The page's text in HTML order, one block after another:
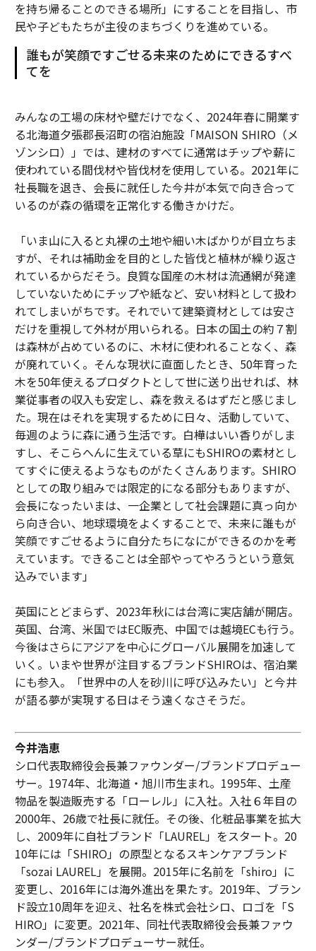
を持ち帰ることのできる場所」にすることを目指し、市
民や子どもたちが主役のまちづくりを進めている。
誰もが笑顔ですごせる未来のためにできるすべ
てを
みんなの工場の床材や壁だけでなく、2024年春に開業す
る北海道夕張郡長沼町の宿泊施設「MAISON SHIRO（メ
ゾンシロ）」では、建材のすべてに通常はチップや薪に
使われている間伐材や皆伐材を使用している。2021年に
社長職を退き、会長に就任した今井が本気で向き合って
いるのが森の循環を正常化する働きかけだ。
「いま山に入ると丸裸の土地や細い木ばかりが目立ちま
すが、それは補助金を目的とした皆伐と植林が繰り返さ
れているからだそう。良質な国産の木材は流通網が発達
していないためにチップや紙など、安い材料として扱わ
れてしまいがちです。それでいて建築資材としては安さ
だけを重視して外材が用いられる。日本の国土の約７割
は森林が占めているのに、木材に使われることなく、森
が廃れていく。そんな現状に直面したとき、50年育った
木を50年使えるプロダクトとして世に送り出せれば、林
業従事者の収入も安定し、森を救えるはずだと感じまし
た。現在はそれを実現するために日々、活動していて、
毎週のように森に通う生活です。白樺はいい香りがしま
すし、そこらへんに生えている草にもSHIROの素材とし
てすぐに使えるようなものがたくさんあります。SHIRO
としての取り組みでは限定的になる部分もありますが、
会長になったいまは、一企業として社会課題に真っ向か
ら向き合い、地球環境をよくすることで、未来に誰もが
笑顔ですごせるように自分たちになにができるのかを考
えています。できることは全部やってやろうという意気
込みでいます」
英国にとどまらず、2023年秋には台湾に実店舗が開店。
英国、台湾、米国ではEC販売、中国では越境ECも行う。
今後はさらにアジアを中心にグローバル展開を加速して
いく。いまや世界が注目するブランドSHIROは、宿泊業
にも参入。「世界中の人を砂川に呼び込みたい」と今井
が語る夢が実現する日はそう遠くなさそうだ。
今井浩恵
シロ代表取締役会長兼ファウンダー/ブランドプロデュー
サー。1974年、北海道・旭川市生まれ。1995年、土産
物品を製造販売する「ローレル」に入社。入社６年目の
2000年、26歳で社長に就任。その後、化粧品事業を拡大
し、2009年に自社ブランド「LAUREL」をスタート。20
10年には「SHIRO」の原型となるスキンケアブランド
「sozai LAUREL」を展開。2015年に名前を「shiro」に
変更し、2016年には海外進出を果たす。2019年、ブラン
ド設立10周年を迎え、社名を株式会社シロ、ロゴを「S
HIRO」に変更。2021年、同社代表取締役会長兼ファウ
ンダー/ブランドプロデューサー就任。